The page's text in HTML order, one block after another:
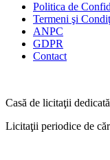
Politica de
Termeni şi
ANPC
GDPR
Contact
Casă de licitaţii
Licitaţii periodice de